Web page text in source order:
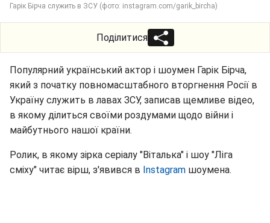
Гарік Бірча служить в ЗСУ (фото: instagram.com/garik_bircha)
Поділитися
Популярний український актор і шоумен Гарік Бірча,
який з початку повномасштабного вторгнення Росії в
Україну служить в лавах ЗСУ, записав щемливе відео,
в якому ділиться своїми роздумами щодо війни і
майбутнього нашої країни.
Ролик, в якому зірка серіалу "Віталька" і шоу "Ліга
сміху" читає вірш, з'явився в Instagram шоумена.